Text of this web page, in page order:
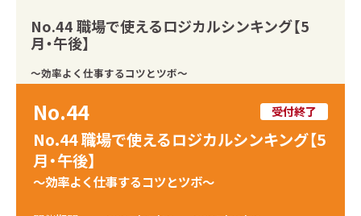
No.44 職場で使えるロジカルシンキング【5
月・午後】
～効率よく仕事するコツとツボ～
No.44 受付終了
No.44 職場で使えるロジカルシンキング【5
月・午後】
～効率よく仕事するコツとツボ～